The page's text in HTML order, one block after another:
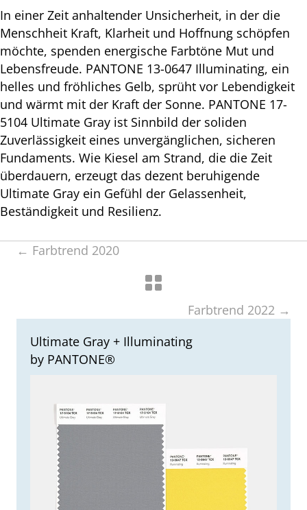
In einer Zeit anhaltender Unsicherheit, in der die
Menschheit Kraft, Klarheit und Hoffnung schöpfen
möchte, spenden energische Farbtöne Mut und
Lebensfreude. PANTONE 13-0647 Illuminating, ein
helles und fröhliches Gelb, sprüht vor Lebendigkeit
und wärmt mit der Kraft der Sonne. PANTONE 17-
5104 Ultimate Gray ist Sinnbild der soliden
Zuverlässigkeit eines unvergänglichen, sicheren
Fundaments. Wie Kiesel am Strand, die die Zeit
überdauern, erzeugt das dezent beruhigende
Ultimate Gray ein Gefühl der Gelassenheit,
Beständigkeit und Resilienz.
Posts
← Farbtrend 2020
Posts
navigation
Farbtrend 2022 →
Ultimate Gray + Illuminating
by PANTONE®